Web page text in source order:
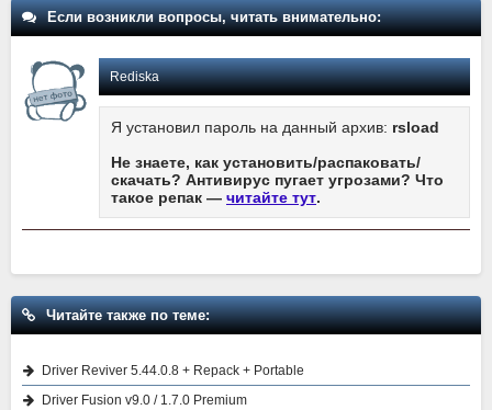
Если возникли вопросы, читать внимательно:
Rediska
Я установил пароль на данный архив: rsload
Не знаете, как установить/распаковать/
скачать? Антивирус пугает угрозами? Что
такое репак — читайте тут.
Читайте также по теме:
Driver Reviver 5.44.0.8 + Repack + Portable
Driver Fusion v9.0 / 1.7.0 Premium